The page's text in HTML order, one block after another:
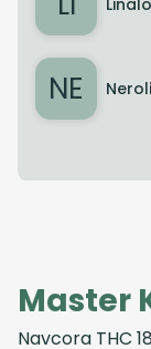
NE
Master
Navcora THC